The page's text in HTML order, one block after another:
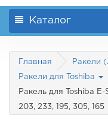
Каталог
Главная Ракели
Ракели для Toshiba
Ракель для Toshiba E-
203, 233, 195, 305, 165